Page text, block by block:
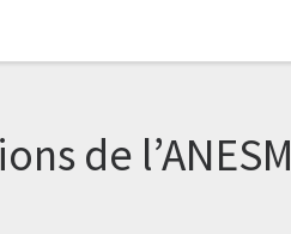
de l’ANESM